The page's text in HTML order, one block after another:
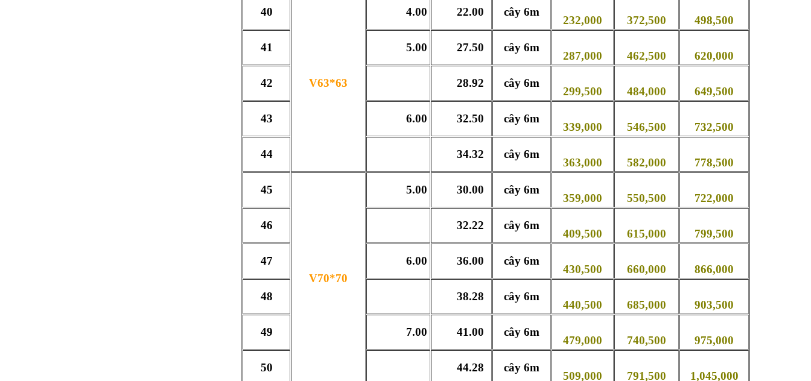
40
V63*63
4.00 22.00 cây 6m
232,000 372,500 498,500
41 5.00 27.50 cây 6m
287,000 462,500 620,000
42 28.92 cây 6m
299,500 484,000 649,500
43 6.00 32.50 cây 6m
339,000 546,500 732,500
44 34.32 cây 6m
363,000 582,000 778,500
45
V70*70
5.00 30.00 cây 6m
359,000 550,500 722,000
46 32.22 cây 6m
409,500 615,000 799,500
47 6.00 36.00 cây 6m
430,500 660,000 866,000
48 38.28 cây 6m
440,500 685,000 903,500
49 7.00 41.00 cây 6m
479,000 740,500 975,000
50 44.28 cây 6m
509,000 791,500 1,045,000